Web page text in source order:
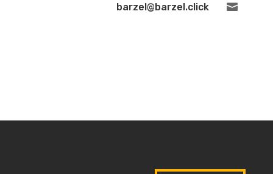

barzel@barzel.click